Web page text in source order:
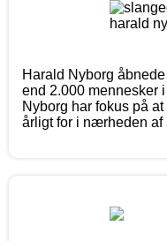
Harald Nyborg
end 2.000 mennesker
Nyborg har fokus på
årligt for i nærheden af